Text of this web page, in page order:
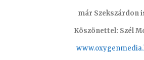
már Szekszárdon
Köszönettel: Szél